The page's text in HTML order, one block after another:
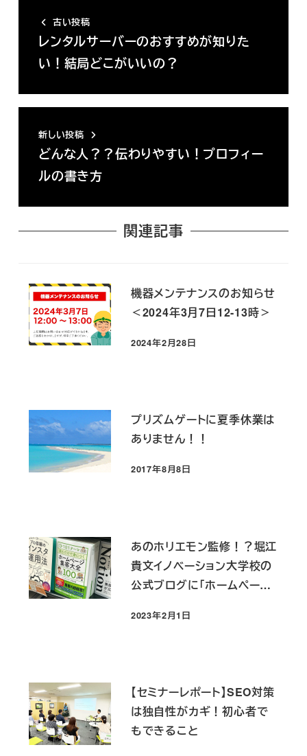
古い投稿
レンタルサーバーのおすすめが知りた
い！結局どこがいいの？
新しい投稿
どんな人？？伝わりやすい！プロフィー
ルの書き方
関連記事
機器メンテナンスのお知らせ
＜2024年3月7日12-13時＞
投稿日
2024年2月28日
プリズムゲートに夏季休業は
ありません！！
投稿日
2017年8月8日
あのホリエモン監修！？堀江
貴文イノベーション大学校の
公式ブログに「ホームページ
た！
投稿日
2023年2月1日
【セミナーレポート】SEO対策
は独自性がカギ！初心者で
もできること